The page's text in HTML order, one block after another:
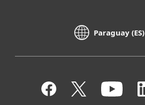
Paraguay (ES)